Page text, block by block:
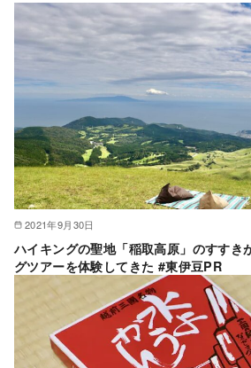
2021年9月30日
ハイキングの聖地「稲取高原」のすすき
グツアーを体験してきた #東伊豆PR